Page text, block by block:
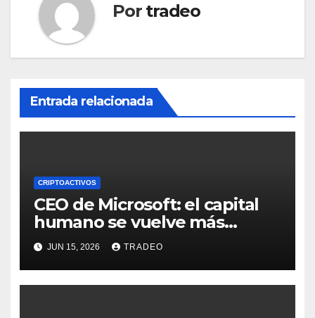
Por tradeo
Entrada relacionada
CRIPTOACTIVOS
CEO de Microsoft: el capital
humano se vuelve más
valioso a medida que crece la
IA
JUN 15, 2026 TRADEO